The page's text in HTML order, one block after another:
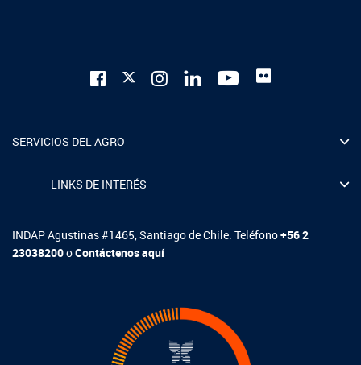
SERVICIOS DEL AGRO
LINKS DE INTERÉS
INDAP Agustinas #1465, Santiago de Chile. Teléfono+56 2
23038200oContáctenos aquí